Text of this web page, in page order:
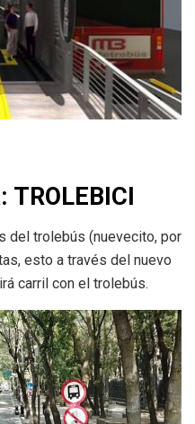
TROLEBICI
del trolebús (nuevecito, por
esto a través del nuevo
carril con el trolebús.